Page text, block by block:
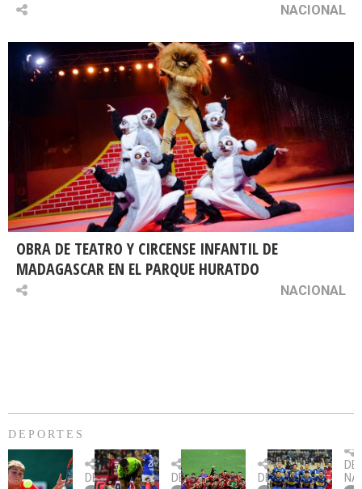
NACIONAL
OBRA DE TEATRO Y CIRCENSE INFANTIL DE
MADAGASCAR EN EL PARQUE HURATDO
NACIONAL
DEPORTES
Billie
Jean
DEPORTES
U.
Católica
DEPORTES
Copa
Sudamericana:
DEPORTES